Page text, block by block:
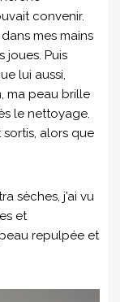
convenir.
mes mains
joues. Puis
lui aussi,
ma peau brille
le nettoyage.
sortis, alors que
sèches, j’ai vu
et
repulpée et